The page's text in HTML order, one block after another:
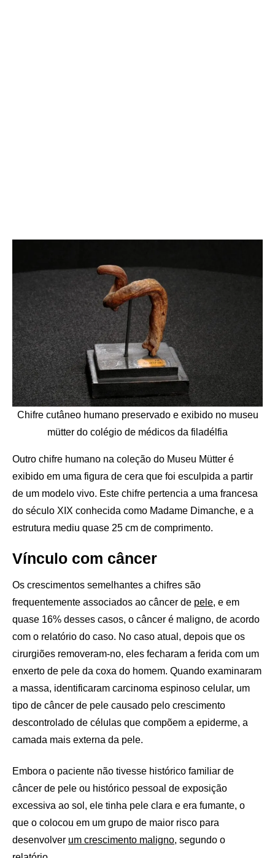
Chifre cutâneo humano preservado e exibido no museu
mütter do colégio de médicos da filadélfia
Outro chifre humano na coleção do Museu Mütter é
exibido em uma figura de cera que foi esculpida a partir
de um modelo vivo. Este chifre pertencia a uma francesa
do século XIX conhecida como Madame Dimanche, e a
estrutura mediu quase 25 cm de comprimento.
Vínculo com câncer
Os crescimentos semelhantes a chifres são
frequentemente associados ao câncer de pele, e em
quase 16% desses casos, o câncer é maligno, de acordo
com o relatório do caso. No caso atual, depois que os
cirurgiões removeram-no, eles fecharam a ferida com um
enxerto de pele da coxa do homem. Quando examinaram
a massa, identificaram carcinoma espinoso celular, um
tipo de câncer de pele causado pelo crescimento
descontrolado de células que compõem a epiderme, a
camada mais externa da pele.
Embora o paciente não tivesse histórico familiar de
câncer de pele ou histórico pessoal de exposição
excessiva ao sol, ele tinha pele clara e era fumante, o
que o colocou em um grupo de maior risco para
desenvolver um crescimento maligno, segundo o